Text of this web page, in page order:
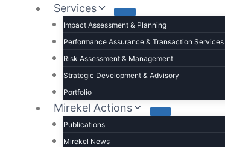
Services
Impact Assessment & Planning
Performance Assurance & Transaction Services
Risk Assessment & Management
Strategic Development & Advisory
Portfolio
Mirekel Actions
Publications
Mirekel News